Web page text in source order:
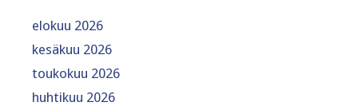
elokuu 2026
kesäkuu 2026
toukokuu 2026
huhtikuu 2026